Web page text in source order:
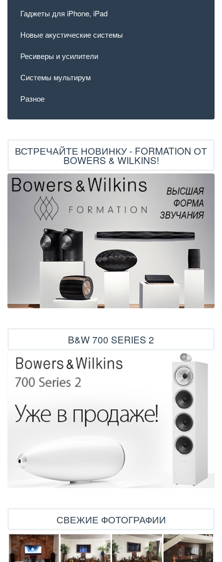
Гаджеты для iPhone, iPad
Новые акустические системы
Ресиверы и усилители
Системы мультирум
Разное
ВСТРЕЧАЙТЕ НОВИНКУ - FORMATION ОТ
BOWERS & WILKINS!
B&W 700 SERIES 2
СВЕЖИЕ ФОТОГРАФИИ